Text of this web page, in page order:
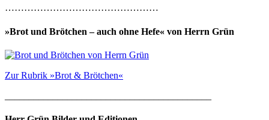
…………………………………………
»Brot und Brötchen – auch ohne Hefe« von Herrn Grün
Zur Rubrik »Brot & Brötchen«